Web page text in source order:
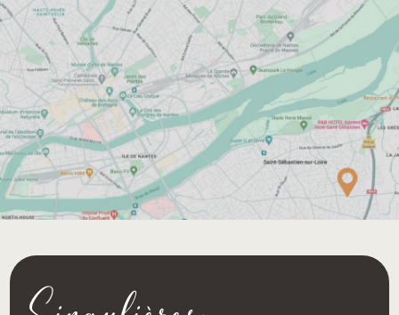
w
Rejoignez-nous
CONTACTEZ-NOUS